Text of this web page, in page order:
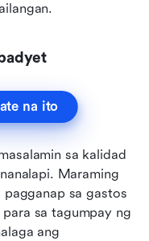
na ito
sa kalidad
Maraming
sa gastos
sa tagumpay ng
ang